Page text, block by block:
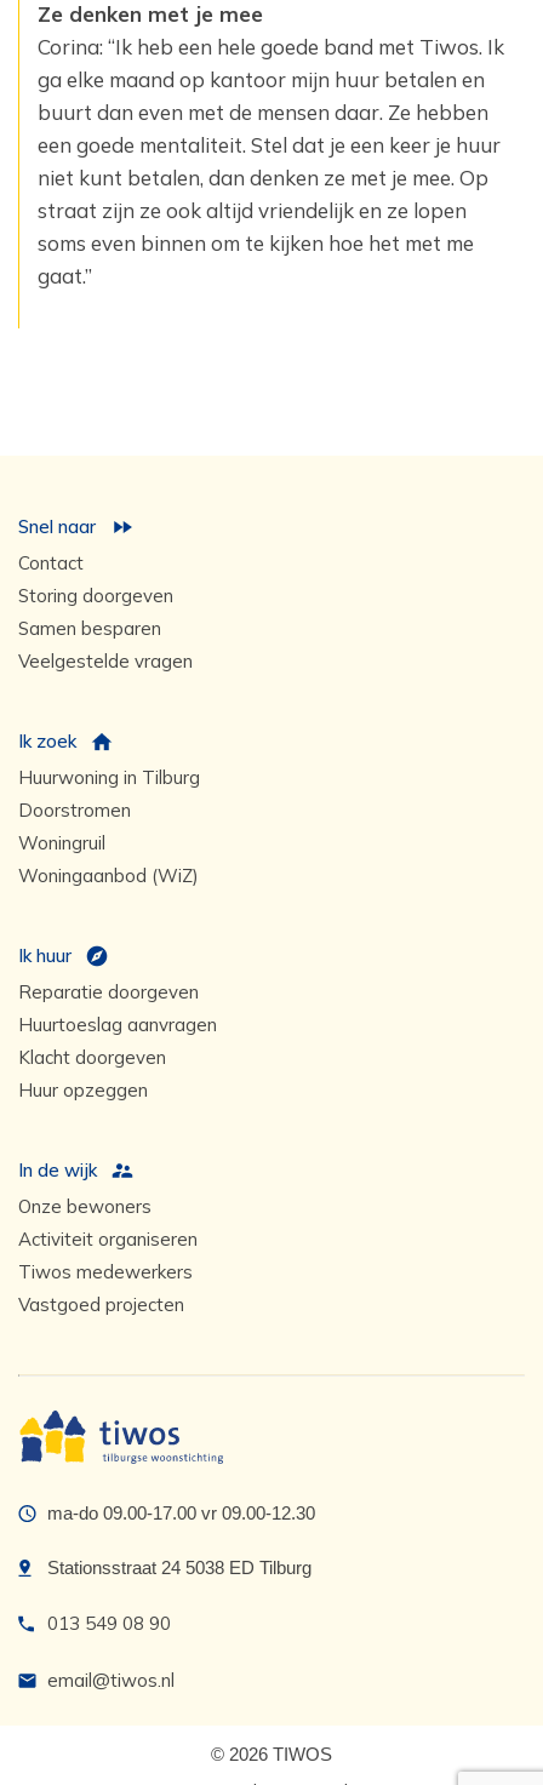
Ze denken met je mee
Corina: “Ik heb een hele goede band met Tiwos. Ik
ga elke maand op kantoor mijn huur ‎betalen en
buurt dan even met de mensen daar. Ze hebben
een goede mentaliteit. Stel dat je ‎een keer je huur
niet kunt betalen, dan denken ze met je mee. Op
straat zijn ze ook altijd ‎vriendelijk en ze lopen
soms even binnen om te kijken hoe het met me
gaat.”‎
Snel naar
Contact
Storing doorgeven
Samen besparen
Veelgestelde vragen
Ik zoek
Huurwoning in Tilburg
Doorstromen
Woningruil
Woningaanbod (WiZ)
Ik huur
Reparatie doorgeven
Huurtoeslag aanvragen
Klacht doorgeven
Huur opzeggen
In de wijk
Onze bewoners
Activiteit organiseren
Tiwos medewerkers
Vastgoed projecten
ma-do 09.00-17.00 vr 09.00-12.30
Stationsstraat 24 5038 ED Tilburg
013 549 08 90
email@tiwos.nl
© 2026 TIWOS